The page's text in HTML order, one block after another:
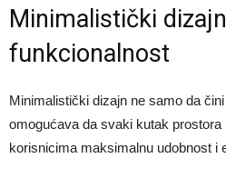
Minimalistički
funkcionalnost
Minimalistički dizajn ne samo da
omogućava da svaki kutak
korisnicima maksimalnu udobnost i